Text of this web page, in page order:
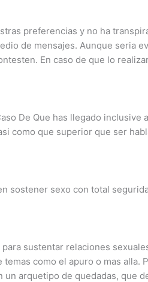
preferencias y no ha
de mensajes. Aunque seri­a
En caso de que lo
De Que has llegado inclusive
como que superior que ser
sostener sexo con total
sustentar relaciones
como el apuro o mas alla.
arquetipo de quedadas, que